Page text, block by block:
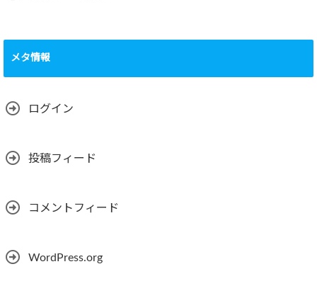
メタ情報
ログイン
投稿フィード
コメントフィード
WordPress.org